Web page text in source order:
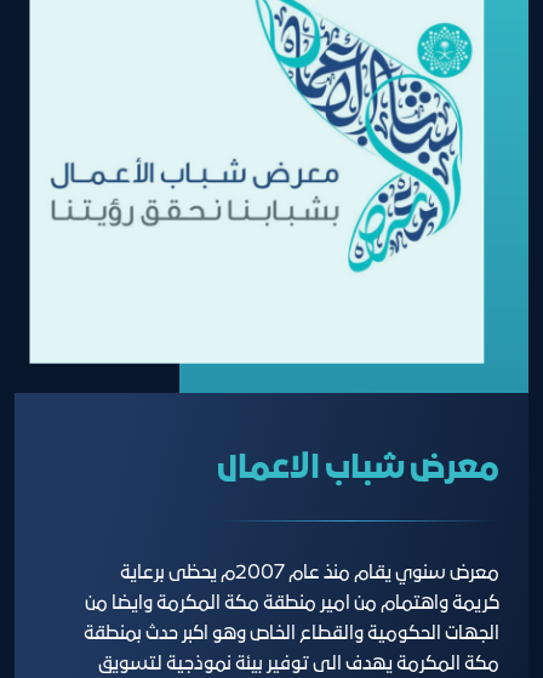
معرض شباب الاعمال
معرض سنوي يقام منذ عام 2007م يحظى برعاية
كريمة واهتمام من امير منطقة مكة المكرمة وايضا من
الجهات الحكومية والقطاع الخاص وهو اكبر حدث بمنطقة
مكة المكرمة يهدف الى توفير بيئة نموذجية لتسويق